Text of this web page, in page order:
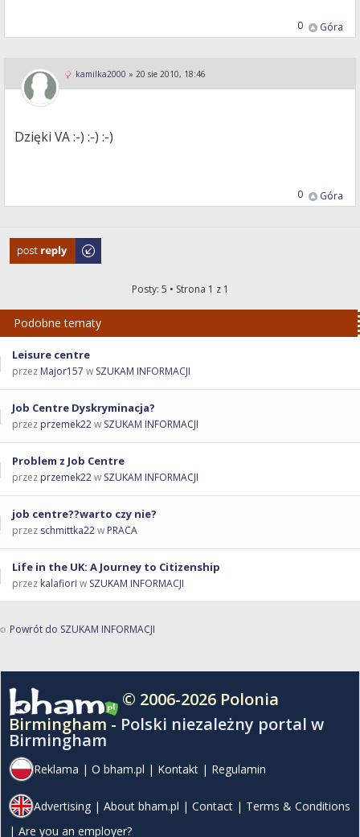
Góra
0
kamilka2000 » 20 sie 2010, 18:46
Dzięki VA :-) :-) :-)
Góra
0
Odpowiedz
Posty: 5 • Strona 1 z 1
Podobne tematy
Leisure centre
przez Major157 w SZUKAM INFORMACJI
Job Centre Dyskryminacja?
przez przemek22w SZUKAM INFORMACJI
Problem z Job Centre
przez przemek22w SZUKAM INFORMACJI
job centre??warto czy nie?
przez schmittka22w PRACA
Life in the UK: A Journey to Citizenship
przez kalafiori w SZUKAM INFORMACJI
Powrót do SZUKAM INFORMACJI
© 2006-2026 Polonia
Birmingham - Polski niezależny portal w
Birmingham
Reklama | O bham.pl | Kontakt | Regulamin
Advertising | About bham.pl | Contact | Terms & Conditions
| Are you an employer?